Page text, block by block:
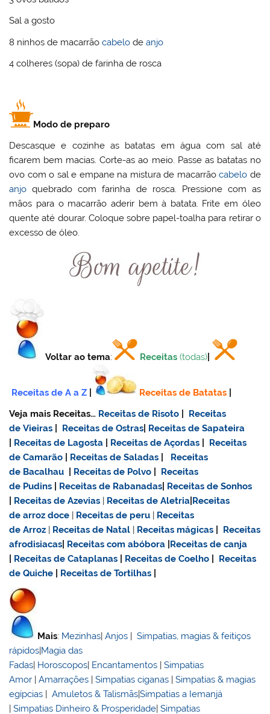
Sal a gosto
8 ninhos de macarrãocabelo deanjo
4 colheres (sopa) de farinha de rosca
Modo de preparo
Descasque e cozinhe as batatas em água com sal até
ficarem bem macias. Corte-as ao meio. Passe as batatas no
ovo com o sal e empane na mistura de macarrãocabelo de
anjo quebrado com farinha de rosca. Pressione com as
mãos para o macarrão aderir bem à batata. Frite em óleo
quente até dourar. Coloque sobre papel-toalha para retirar o
excesso de óleo.
Voltar ao tema: Receitas (todas)
Receitas de A a Z Receitas de Batatas
Veja mais Receitas… Receitas de Risoto
Receitas
de Vieiras
Receitas de Ostras Receitas de Sapateira
Receitas de Lagosta Receitas de Açordas
Receitas
de Camarão
Receitas de Saladas
Receitas
de Bacalhau
Receitas de Polvo
Receitas
de Pudins
Receitas de Rabanadas Receitas de Sonhos
Receitas de Azevias | Receitas de Aletria Receitas
dearroz doce | Receitas de peru | Receitas
de Arroz | Receitas de Natal | Receitas mágicas
Receitas
afrodisiacas Receitas com abóbora Receitas de canja
Receitas de Cataplanas Receitas de Coelho
Receitas
de Quiche
Receitas de Tortilhas
Mais: Mezinhas |Anjos |Simpatias, magias & feitiços
rápidos Magia das
Fadas Horoscopos Encantamentos |Simpatias
Amor |Amarrações |Simpatias ciganas |Simpatias & magias
egípcias |Amuletos & Talismãs|Simpatias a Iemanjá
|Simpatias Dinheiro & Prosperidade |Simpatias